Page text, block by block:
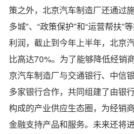
策之外，北京汽车制造厂还通过
多城”、“政策保护”和“运营帮扶”
利润，截止到今年上半年，北京
比高达70%。为了能够降低经销
京汽车制造厂与交通银行、中信
多家银行合作，共同组建了由银
构成的产业供应生态圈，为经销
金融支持产品和服务。未来还将